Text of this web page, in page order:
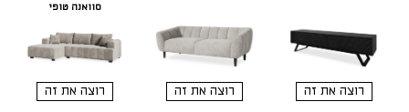
רוצה את זה רוצה את זה
סוואנה טופי
רוצה את זה